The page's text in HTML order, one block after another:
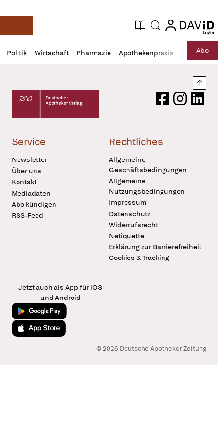
Deutsche Apotheker Zeitung
Aktuelle Ausgabe
Suche login
login
Politik Wirtschaft Pharmazie Apothekenpraxis RechtAbo
Profil
öffnen
Daz
Pur
Deutscher Apotheker Verlag Logo
FacebookInstagram
Service
Newsletter
Über uns
Kontakt
Mediadaten
Abo kündigen
RSS-Feed
Rechtliches
Allgemeine
Geschäftsbedingungen
Allgemeine
Nutzungsbedingungen
Impressum
Datenschutz
Widerrufsrecht
Netiquette
Erklärung zur Barrierefreiheit
Cookies & Tracking
Jetzt auch als App für iOS
und Android
Jetzt bei Google Play
Laden im App Store
© 2026 Deutsche Apotheker Zeitung